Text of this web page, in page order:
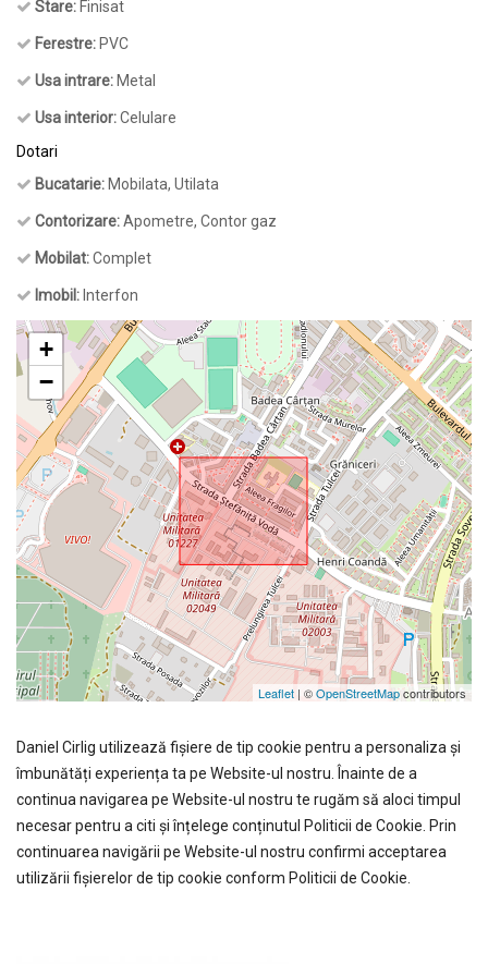
Stare: Finisat
Ferestre:PVC
Usa intrare:Metal
Usa interior:Celulare
Dotari
Bucatarie:Mobilata, Utilata
Contorizare:Apometre, Contor gaz
Mobilat:Complet
Imobil:Interfon
+
−
Leaflet | ©OpenStreetMapcontributors
Daniel Cirlig utilizează fişiere de tip cookie pentru a personaliza și
îmbunătăți experiența ta pe Website-ul nostru. Înainte de a
continua navigarea pe Website-ul nostru te rugăm să aloci timpul
necesar pentru a citi și înțelege conținutul Politicii de Cookie. Prin
continuarea navigării pe Website-ul nostru confirmi acceptarea
utilizării fişierelor de tip cookie conform Politicii de Cookie.